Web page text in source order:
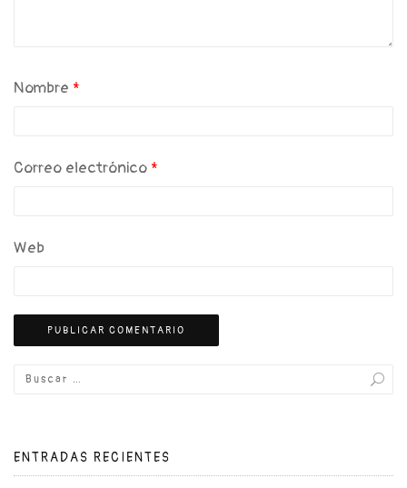
Nombre *
Correo electrónico *
Web
ENTRADAS RECIENTES